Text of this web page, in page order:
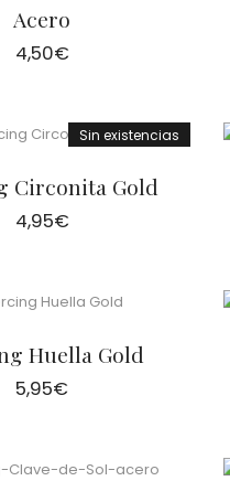
Acero
4,50€
Sin existencias
Circonita Gold
4,95€
Huella Gold
5,95€